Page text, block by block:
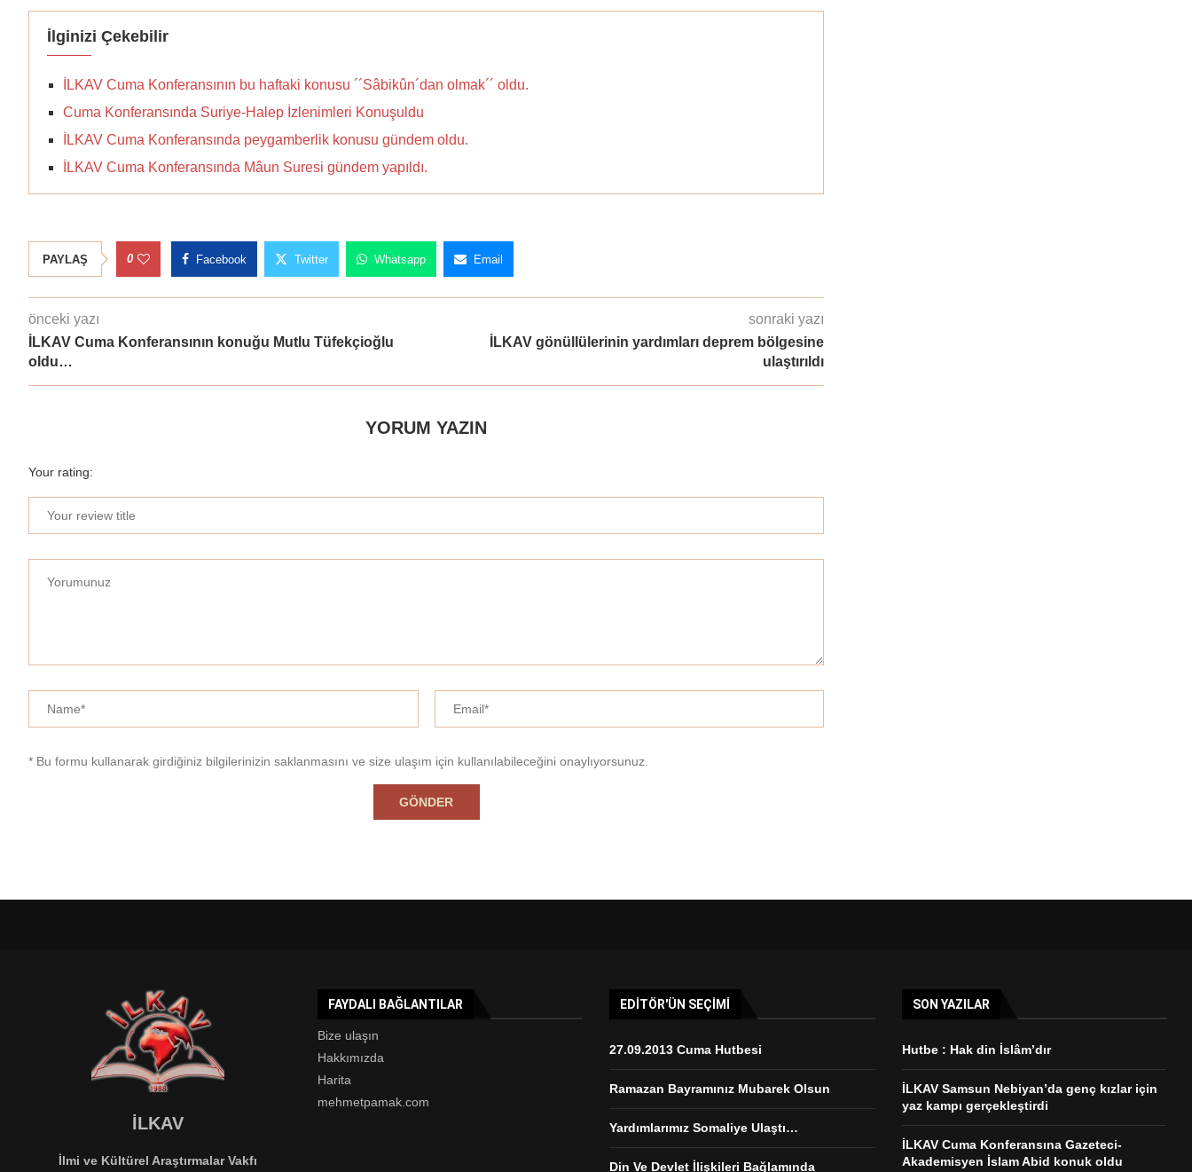
İlginizi Çekebilir
İLKAV Cuma Konferansının bu haftaki konusu ´´Sâbikûn´dan olmak´´ oldu.
Cuma Konferansında Suriye-Halep İzlenimleri Konuşuldu
İLKAV Cuma Konferansında peygamberlik konusu gündem oldu.
İLKAV Cuma Konferansında Mâun Suresi gündem yapıldı.
PAYLAŞ 0 Facebook Twitter Whatsapp Email
önceki yazı
İLKAV Cuma Konferansının konuğu Mutlu Tüfekçioğlu
oldu…
sonraki yazı
İLKAV gönüllülerinin yardımları deprem bölgesine
ulaştırıldı
YORUM YAZIN
Your rating:
* Bu formu kullanarak girdiğiniz bilgilerinizin saklanmasını ve size ulaşım için kullanılabileceğini onaylıyorsunuz.
İLKAV
İlmi ve Kültürel Araştırmalar Vakfı
FAYDALI BAĞLANTILAR
Bize ulaşın
Hakkımızda
Harita
mehmetpamak.com
EDITÖR'ÜN SEÇIMI
27.09.2013 Cuma Hutbesi
Ramazan Bayramınız Mubarek Olsun
Yardımlarımız Somaliye Ulaştı…
Din Ve Devlet İlişkileri Bağlamında
SON YAZILAR
Hutbe : Hak din İslâm’dır
İLKAV Samsun Nebiyan’da genç kızlar için
yaz kampı gerçekleştirdi
İLKAV Cuma Konferansına Gazeteci-
Akademisyen İslam Abid konuk oldu